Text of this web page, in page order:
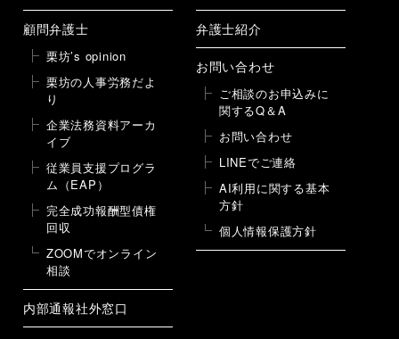
顧問弁護士
栗坊’s opinion
栗坊の人事労務だよ
り
企業法務資料アーカ
イブ
従業員支援プログラ
ム（EAP）
完全成功報酬型債権
回収
ZOOMでオンライン
相談
内部通報社外窓口
弁護士紹介
お問い合わせ
ご相談のお申込みに
関するQ＆A
お問い合わせ
LINEでご連絡
AI利用に関する基本
方針
個人情報保護方針